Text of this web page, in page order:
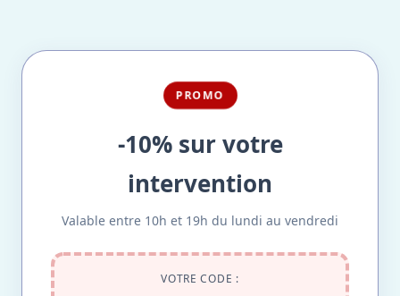
PROMO
-10% sur votre
intervention
Valable entre 10h et 19h du lundi au vendredi
VOTRE CODE :